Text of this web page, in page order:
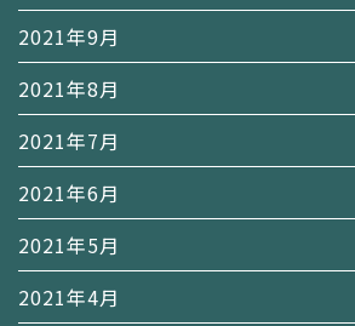
2021年9月
2021年8月
2021年7月
2021年6月
2021年5月
2021年4月